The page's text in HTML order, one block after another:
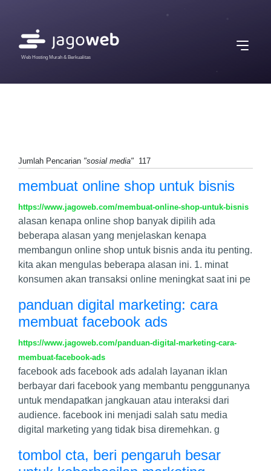
Web Hosting Murah & Berkualitas
Jumlah Pencarian "sosial media" 117
membuat online shop untuk bisnis
https://www.jagoweb.com/membuat-online-shop-untuk-bisnis
alasan kenapa online shop banyak dipilih ada
beberapa alasan yang menjelaskan kenapa
membangun online shop untuk bisnis anda itu penting.
kita akan mengulas beberapa alasan ini. 1. minat
konsumen akan transaksi online meningkat saat ini pe
panduan digital marketing: cara
membuat facebook ads
https://www.jagoweb.com/panduan-digital-marketing-cara-
membuat-facebook-ads
facebook ads facebook ads adalah layanan iklan
berbayar dari facebook yang membantu penggunanya
untuk mendapatkan jangkauan atau interaksi dari
audience. facebook ini menjadi salah satu media
digital marketing yang tidak bisa diremehkan. g
tombol cta, beri pengaruh besar